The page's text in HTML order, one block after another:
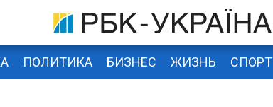
ПОЛИТИКА БИЗНЕС ЖИЗНЬ СПОРТ